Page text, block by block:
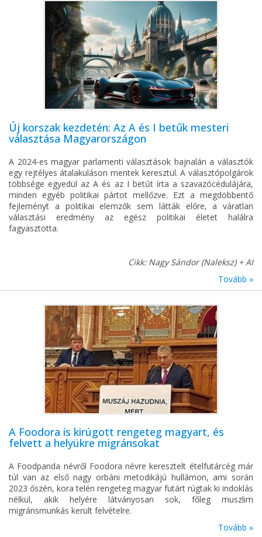
Új korszak kezdetén: Az A és I betűk mesteri
választása Magyarországon
A 2024-es magyar parlamenti választások hajnalán a választók
egy rejtélyes átalakuláson mentek keresztül. A választópolgárok
többsége egyedül az A és az I betűt írta a szavazócédulájára,
minden egyéb politikai pártot mellőzve. Ezt a megdöbbentő
fejleményt a politikai elemzők sem látták előre, a váratlan
választási eredmény az egész politikai életet halálra
fagyasztotta.
Cikk: Nagy Sándor (Naleksz) + AI
Tovább »
A Foodora is kirúgott rengeteg magyart, és
felvett a helyükre migránsokat
A Foodpanda névről Foodora névre keresztelt ételfutárcég már
túl van az első nagy orbáni metodikájú hullámon, ami során
2023 őszén, kora telén rengeteg magyar futárt rúgtak ki indoklás
nélkül, akik helyére látványosan sok, főleg muszlim
migránsmunkás került felvételre.
Tovább »